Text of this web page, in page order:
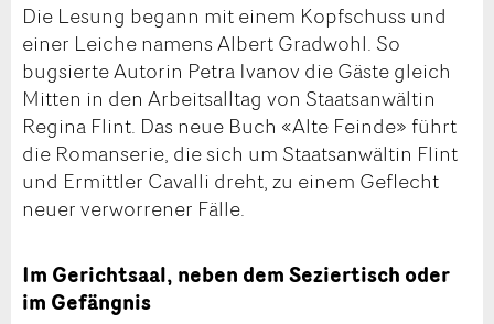
Die Lesung begann mit einem Kopfschuss und
einer Leiche namens Albert Gradwohl. So
bugsierte Autorin Petra Ivanov die Gäste gleich
Mitten in den Arbeitsalltag von Staatsanwältin
Regina Flint. Das neue Buch «Alte Feinde» führt
die Romanserie, die sich um Staatsanwältin Flint
und Ermittler Cavalli dreht, zu einem Geflecht
neuer verworrener Fälle.
Im Gerichtsaal, neben dem Seziertisch oder
im Gefängnis